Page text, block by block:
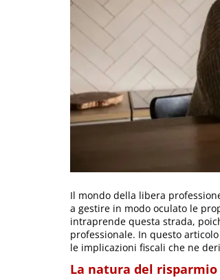
Il mondo della libera
a gestire in modo oculato le
intraprende questa strada,
professionale. In questo
le implicazioni fiscali che ne
La natura del